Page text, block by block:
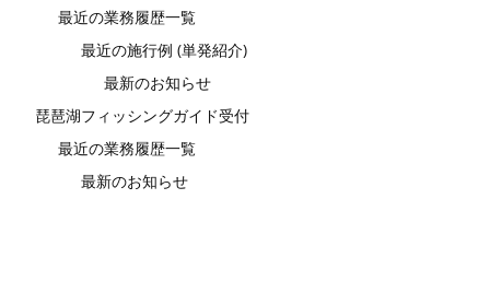
最近の業務履歴一覧
最近の施行例 (単発紹介)
最新のお知らせ
琵琶湖フィッシングガイド受付
最近の業務履歴一覧
最新のお知らせ